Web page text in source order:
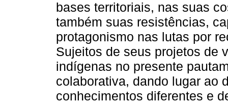
bases territoriais, nas suas
também suas resistências,
protagonismo nas lutas por
Sujeitos de seus projetos de
indígenas no presente
colaborativa, dando lugar ao
conhecimentos diferentes e